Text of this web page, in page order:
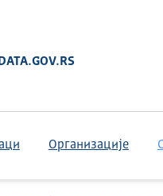
DATA.GOV.RS
Организације